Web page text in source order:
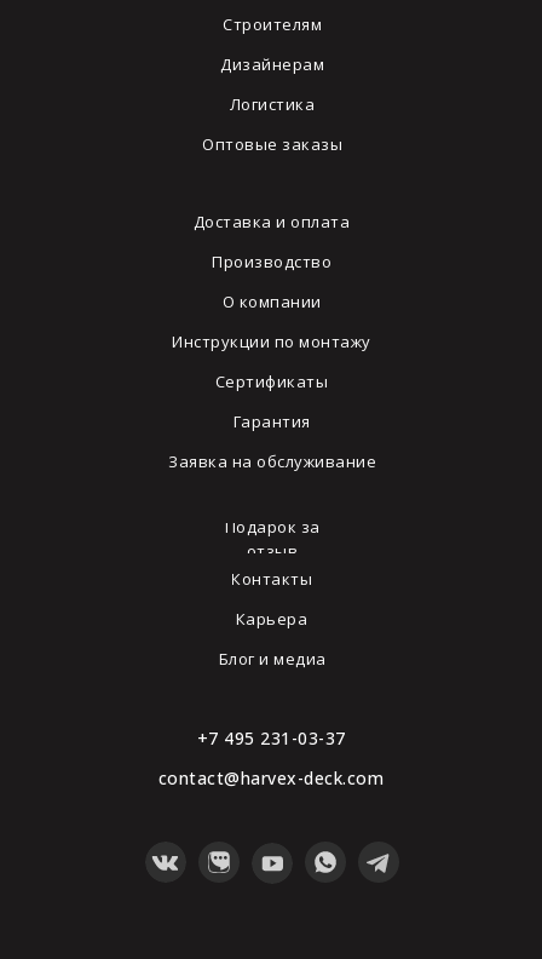
Строителям
Дизайнерам
Логистика
Оптовые заказы
Доставка и оплата
Производство
О компании
Инструкции по монтажу
Сертификаты
Гарантия
Заявка на обслуживание
Подарок за
отзыв
Контакты
Карьера
Блог и медиа
+7 495 231-03-37
contact@harvex-deck.com